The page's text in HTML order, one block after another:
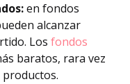
en fondos
alcanzar
Los fondos
baratos, rara vez